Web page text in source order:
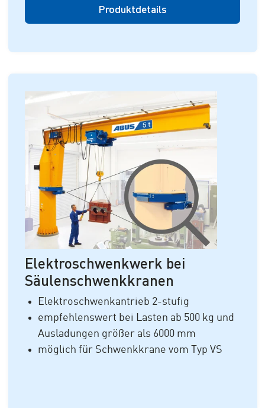
Produktdetails
Elektroschwenkwerk bei
Säulenschwenkkranen
Elektroschwenkantrieb 2-stufig
empfehlenswert bei Lasten ab 500 kg und
Ausladungen größer als 6000 mm
möglich für Schwenkkrane vom Typ VS